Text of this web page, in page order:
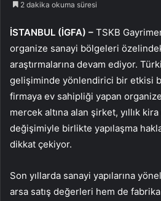
2 dakika okuma süresi
İSTANBUL (İGFA) – TSKB
organize sanayi bölgeleri
araştırmalarına devam ediyor.
gelişiminde yönlendirici bir etkisi
firmaya ev sahipliği yapan
mercek altına alan şirket, yıllık
değişimiyle birlikte yapılaşma
dikkat çekiyor.
Son yıllarda sanayi yapılarına
arsa satış değerleri hem de